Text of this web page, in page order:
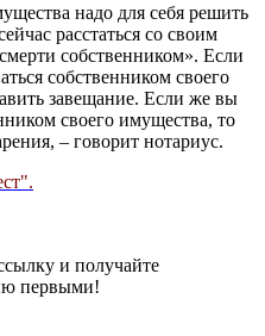
надо для себя решить
расстаться со своим
собственником». Если
собственником своего
завещание. Если же вы
своего имущества, то
– говорит нотариус.
и получайте
первыми!